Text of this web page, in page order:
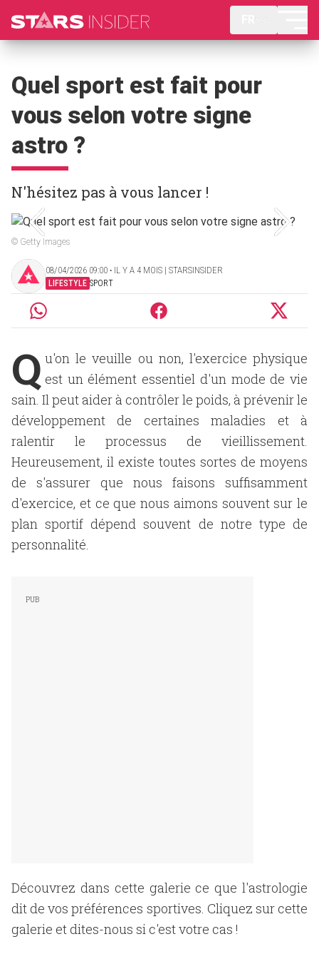
Quel sport est fait pour
vous selon votre signe
astro ?
N'hésitez pas à vous lancer !
© Getty Images
08/04/2026 09:00 ‧ IL Y A 4 MOIS | STARSINSIDER
LIFESTYLE SPORT
Q u'on le veuille ou non, l'exercice physique
est un élément essentiel d'un mode de vie
sain. Il peut aider à contrôler le poids, à prévenir le
développement de certaines maladies et à
ralentir le processus de vieillissement.
Heureusement, il existe toutes sortes de moyens
de s'assurer que nous faisons suffisamment
d'exercice, et ce que nous aimons souvent sur le
plan sportif dépend souvent de notre type de
personnalité.
Découvrez dans cette galerie ce que l'astrologie
dit de vos préférences sportives. Cliquez sur cette
galerie et dites-nous si c'est votre cas !